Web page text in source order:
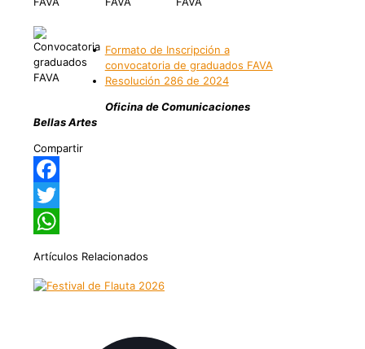
Formato de Inscripción a
convocatoria de graduados FAVA
Resolución 286 de 2024
Oficina de Comunicaciones
Bellas Artes
Compartir
Facebook
Twitter
Artículos Relacionados